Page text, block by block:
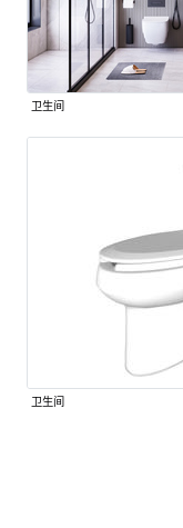
卫生间
卫生间